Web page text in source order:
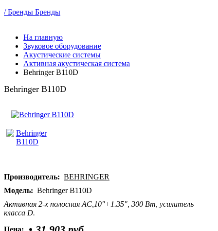
/ Бренды Бренды
На главную
Звуковое оборудование
Акустические системы
Активная акустическая система
Behringer B110D
Behringer B110D
Производитель: BEHRINGER
Модель: Behringer B110D
Активная 2-х полосная АС,10"+1.35", 300 Вт, усилитель
класса D.
Цена: